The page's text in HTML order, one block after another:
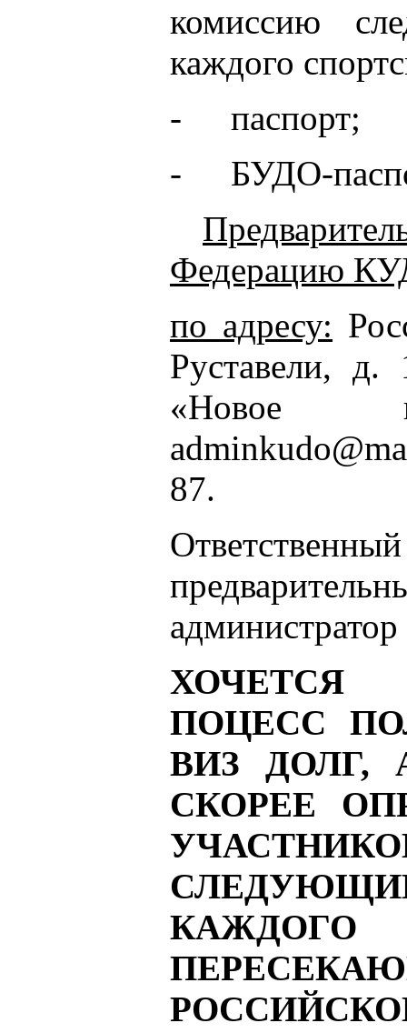
комиссию
каждого
-
паспорт;
-
БУДО-
Федерацию
по адресу:
Руставели,
«Новое
adminkudo@
87.
ПОЦЕСС
ВИЗ ДОЛГ,
СКОРЕЕ